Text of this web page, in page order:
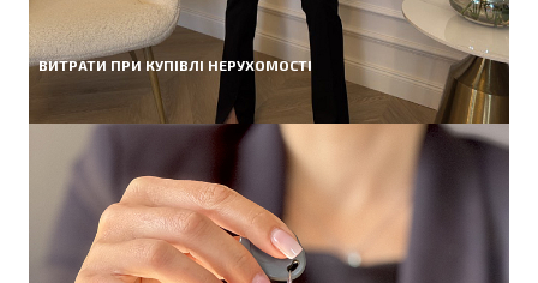
ВИТРАТИ ПРИ КУПІВЛІ НЕРУХОМОСТІ